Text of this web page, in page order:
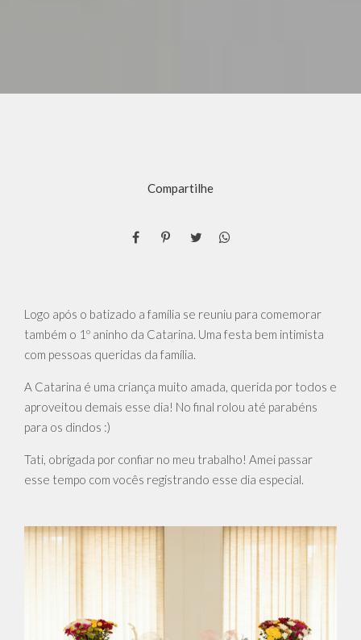
Compartilhe
Logo após o batizado a família se reuniu para comemorar
também o 1º aninho da Catarina. Uma festa bem intimista
com pessoas queridas da família.
A Catarina é uma criança muito amada, querida por todos e
aproveitou demais esse dia! No final rolou até parabéns
para os dindos :)
Tati, obrigada por confiar no meu trabalho! Amei passar
esse tempo com vocês registrando esse dia especial.